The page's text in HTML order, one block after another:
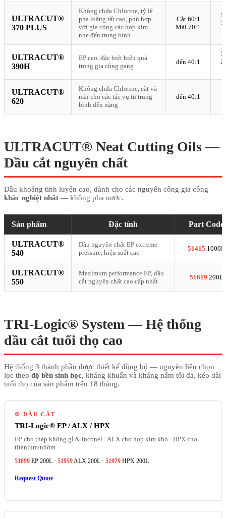
ULTRACUT®
370 PLUS
Không chứa Chlorine, tỷ lệ
pha loãng rất cao, phù hợp
với gia công các hợp kim
nhẹ đến trung bình
Cắt 60:1
Mài 70:1
ULTRACUT®
390H
EP cao, đặc biệt hiệu quả
trong gia công gang
đến 40:1
ULTRACUT®
620
Không chứa Chlorine, cắt và
mài cho các tác vụ từ trung
bình đến nặng
đến 40:1
ULTRACUT® Neat Cutting Oils —
Dầu cắt nguyên chất
Dầu khoáng tinh luyện cao, dành cho các nguyên công gia công
khắc nghiệt nhất — không pha nước.
Sản phẩm Đặc tính Part Code
ULTRACUT®
540
Dầu nguyên chất EP extreme
pressure, hiệu suất cao
51415 1000L
ULTRACUT®
550
Maximum performance EP, dầu
cắt nguyên chất cao cấp nhất
51619 200L
TRI-Logic® System — Hệ thống
dầu cắt tuổi thọ cao
Hệ thống 3 thành phần được thiết kế đồng bộ — nguyên liệu chọn
lọc theo độ bền sinh học, kháng khuẩn và kháng nấm tối đa, kéo dài
tuổi thọ của sản phẩm trên 18 tháng.
① DẦU CẮT
TRI-Logic® EP / ALX / HPX
EP cho thép không gỉ & inconel · ALX cho hợp kim khó · HPX cho
titanium/nhôm
51899 EP 200L · 51959ALX 200L · 51979 HPX 200L
Request Quote